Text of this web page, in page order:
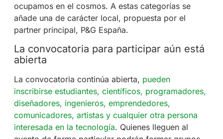
ocupamos en el cosmos. A estas categorías se
añade una de carácter local, propuesta por el
partner principal, P&G España.
La convocatoria para participar aún está
abierta
La convocatoria continúa abierta, pueden
inscribirse estudiantes, científicos, programadores,
diseñadores, ingenieros, emprendedores,
comunicadores, artistas y cualquier otra persona
interesada en la tecnología. Quienes lleguen al